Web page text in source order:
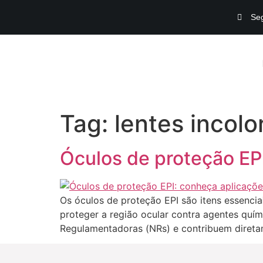
Tag: lentes
Óculos de proteção
Os óculos de proteção EPI são itens
proteger a região ocular contra agentes
Regulamentadoras (NRs) e contribuem